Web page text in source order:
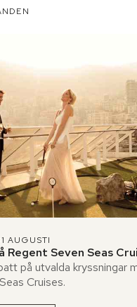
AUGUSTI
Regent Seven Seas
på utvalda kryssningar
Cruises.